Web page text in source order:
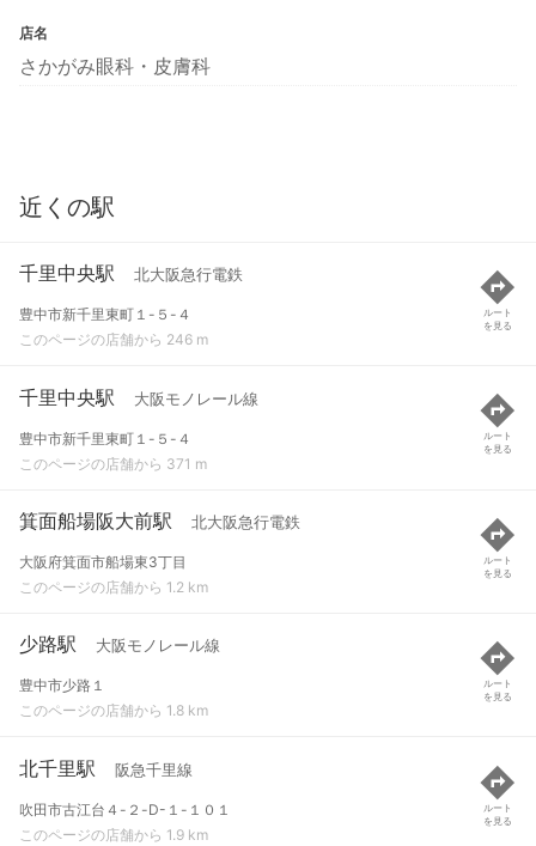
店名
さかがみ眼科・皮膚科
近くの駅
千里中央駅 北大阪急行電鉄
豊中市新千里東町１-５-４
このページの店舗から 246 m
ルート
を見る
千里中央駅 大阪モノレール線
豊中市新千里東町１-５-４
このページの店舗から 371 m
ルート
を見る
箕面船場阪大前駅 北大阪急行電鉄
大阪府箕面市船場東3丁目
このページの店舗から 1.2 km
ルート
を見る
少路駅 大阪モノレール線
豊中市少路１
このページの店舗から 1.8 km
ルート
を見る
北千里駅 阪急千里線
吹田市古江台４-２-D-１-１０１
このページの店舗から 1.9 km
ルート
を見る